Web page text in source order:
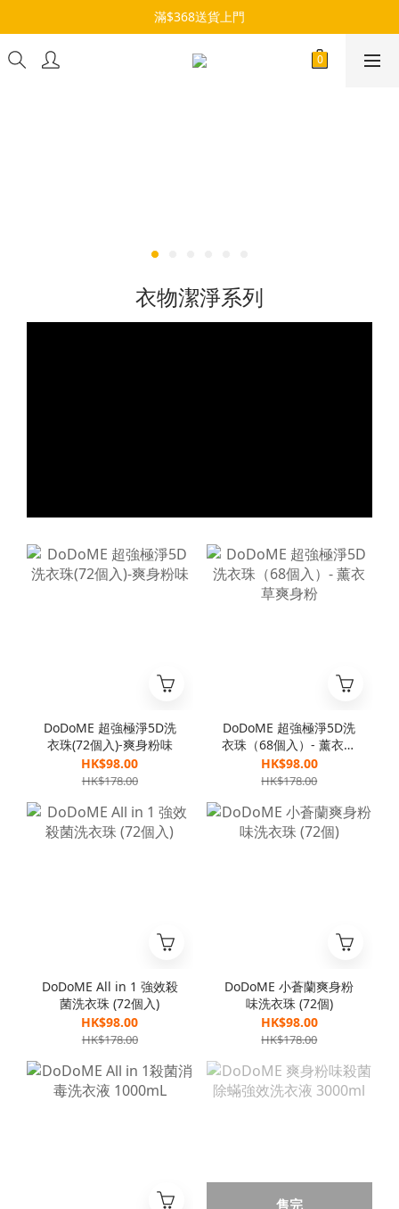
滿$368送貨上門
衣物潔淨系列
DoDoME 超強極淨5D洗
衣珠(72個入)-爽身粉味
HK$98.00
HK$178.00
DoDoME 超強極淨5D洗
衣珠（68個入）- 薰衣草
爽身粉
HK$98.00
HK$178.00
DoDoME All in 1 強效殺
菌洗衣珠 (72個入)
HK$98.00
HK$178.00
DoDoME 小蒼蘭爽身粉
味洗衣珠 (72個)
HK$98.00
HK$178.00
售完